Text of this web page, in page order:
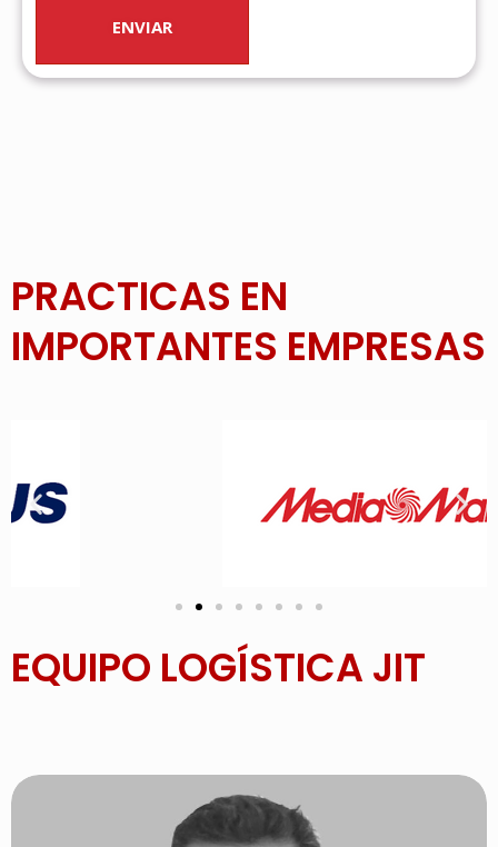
PRACTICAS EN
IMPORTANTES EMPRESAS
EQUIPO LOGÍSTICA JIT